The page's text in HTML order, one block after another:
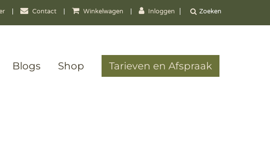
| Contact | Winkelwagen | Inloggen
Blogs Shop Tarieven en Afspraak